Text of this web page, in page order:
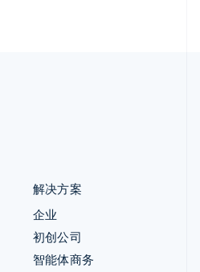
解决方案
企业
初创公司
智能体商务